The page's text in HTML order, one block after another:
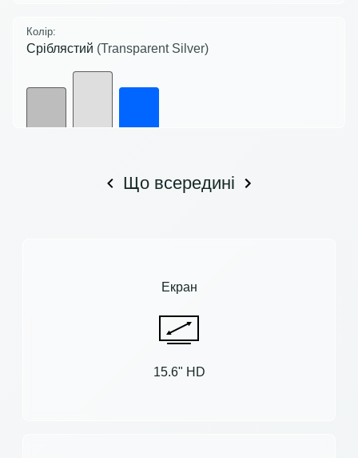
Колір:
Сріблястий (Transparent Silver)
Що всередині
Екран
15.6" HD